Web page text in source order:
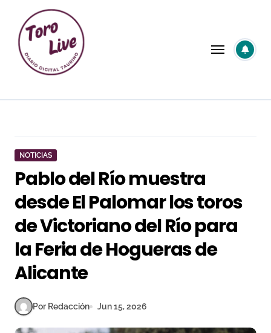
contenido
NOTICIAS
Pablo del Río muestra
desde El Palomar los toros
de Victoriano del Río para
la Feria de Hogueras de
Alicante
Por Redacción Jun 15, 2026